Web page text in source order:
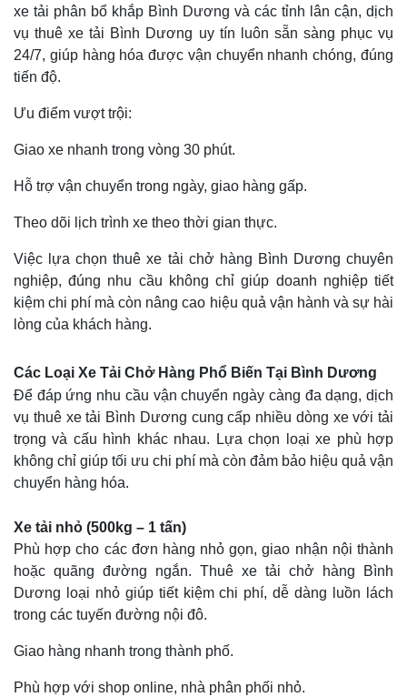
xe tải phân bổ khắp Bình Dương và các tỉnh lân cận, dịch
vụ thuê xe tải Bình Dương uy tín luôn sẵn sàng phục vụ
24/7, giúp hàng hóa được vận chuyển nhanh chóng, đúng
tiến độ.
Ưu điểm vượt trội:
Giao xe nhanh trong vòng 30 phút.
Hỗ trợ vận chuyển trong ngày, giao hàng gấp.
Theo dõi lịch trình xe theo thời gian thực.
Việc lựa chọn thuê xe tải chở hàng Bình Dương chuyên
nghiệp, đúng nhu cầu không chỉ giúp doanh nghiệp tiết
kiệm chi phí mà còn nâng cao hiệu quả vận hành và sự hài
lòng của khách hàng.
Các Loại Xe Tải Chở Hàng Phổ Biến Tại Bình Dương
Để đáp ứng nhu cầu vận chuyển ngày càng đa dạng, dịch
vụ thuê xe tải Bình Dương cung cấp nhiều dòng xe với tải
trọng và cấu hình khác nhau. Lựa chọn loại xe phù hợp
không chỉ giúp tối ưu chi phí mà còn đảm bảo hiệu quả vận
chuyển hàng hóa.
Xe tải nhỏ (500kg – 1 tấn)
Phù hợp cho các đơn hàng nhỏ gọn, giao nhận nội thành
hoặc quãng đường ngắn. Thuê xe tải chở hàng Bình
Dương loại nhỏ giúp tiết kiệm chi phí, dễ dàng luồn lách
trong các tuyến đường nội đô.
Giao hàng nhanh trong thành phố.
Phù hợp với shop online, nhà phân phối nhỏ.